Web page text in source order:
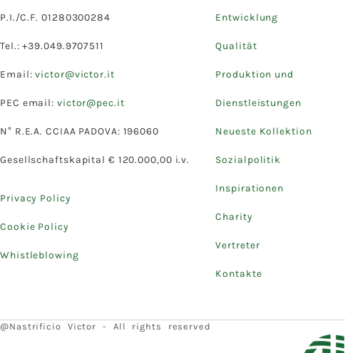
P.I./C.F. 01280300284
Tel.: +39.049.9707511
Email:victor@victor.it
PEC email: victor@pec.it
N° R.E.A. CCIAA PADOVA: 196060
Gesellschaftskapital € 120.000,00 i.v.
Privacy Policy
Cookie Policy
Whistleblowing
Entwicklung
Qualität
Produktion und
Dienstleistungen
Neueste Kollektion
Sozialpolitik
Inspirationen
Charity
Vertreter
Kontakte
@Nastrificio Victor - All rights reserved